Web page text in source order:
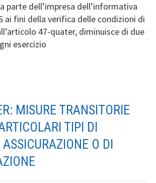
parte dell’impresa dell’informativa
ai fini della verifica delle condizioni di
47-quater, diminuisce di due
esercizio
MISURE TRANSITORIE
TIPI DI
O DI